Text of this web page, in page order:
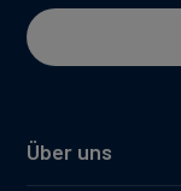
Über uns